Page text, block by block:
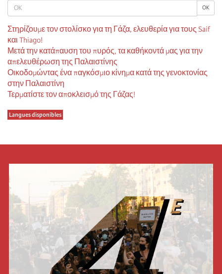
OK OK
Στηρίζουμε τον στολίσκο για τη Γάζα, ελευθερία για τους Saif
και Thiago!
Μετά την κατάπαυση του πυρός, τα καθήκοντά μας για την
απελευθέρωση της Παλαιστίνης
Οικοδομώντας ένα παγκόσμιο κίνημα κατά της γενοκτονίας
στην Παλαιστίνη
Τερματίστε τον αποκλεισμό της Γάζας!
Langues disponibles